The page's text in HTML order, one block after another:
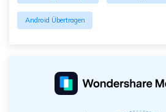
Android Übertragen